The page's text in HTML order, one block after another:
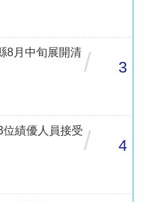
8月中旬展開清 / 3
績優人員接受/ 4